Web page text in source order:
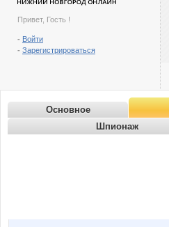
Привет, Гость !
- Войти
- Зарегистрироваться
Основное
Шпионаж